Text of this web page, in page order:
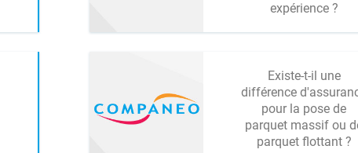
expérience ?
Existe-t-il une
différence
pour la pose de
parquet massif ou
parquet flottant ?